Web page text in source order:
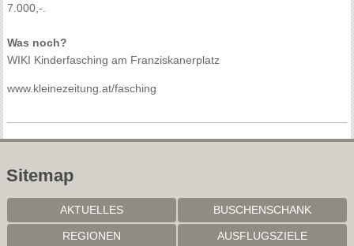
7.000,-.
Was noch?
WIKI Kinderfasching am Franziskanerplatz
www.kleinezeitung.at/fasching
Sitemap
AKTUELLES BUSCHENSCHANK
REGIONEN AUSFLUGSZIELE